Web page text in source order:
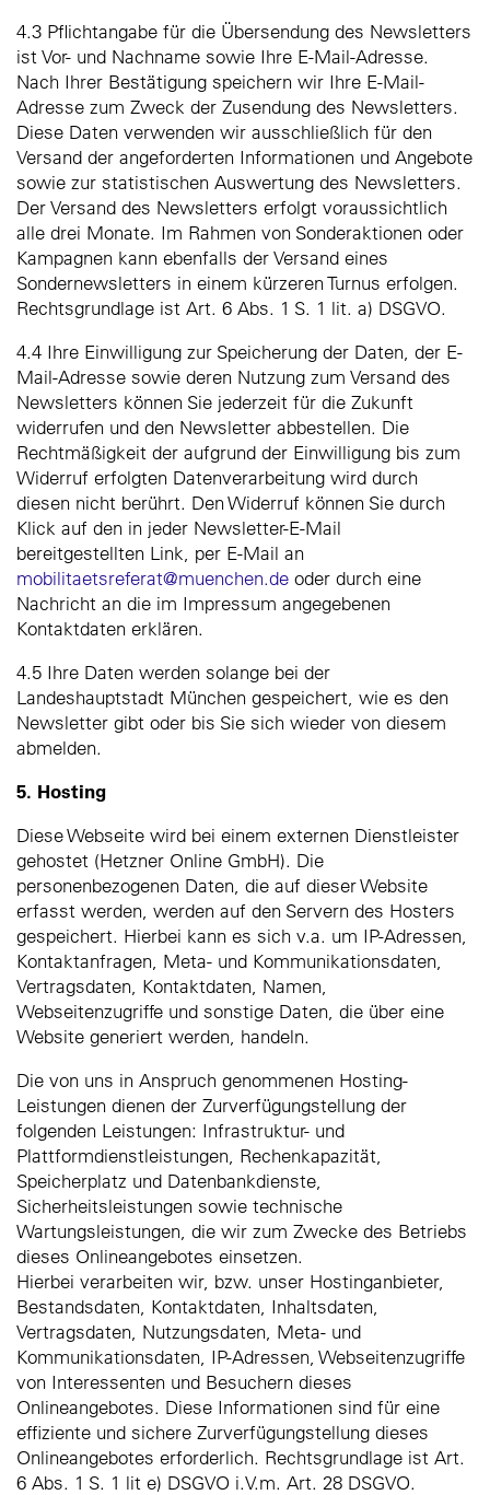
4.3 Pflichtangabe für die Übersendung des Newsletters
ist Vor- und Nachname sowie Ihre E-Mail-Adresse.
Nach Ihrer Bestätigung speichern wir Ihre E-Mail-
Adresse zum Zweck der Zusendung des Newsletters.
Diese Daten verwenden wir ausschließlich für den
Versand der angeforderten Informationen und Angebote
sowie zur statistischen Auswertung des Newsletters.
Der Versand des Newsletters erfolgt voraussichtlich
alle drei Monate. Im Rahmen von Sonderaktionen oder
Kampagnen kann ebenfalls der Versand eines
Sondernewsletters in einem kürzeren Turnus erfolgen.
Rechtsgrundlage ist Art. 6 Abs. 1 S. 1 lit. a) DSGVO.
4.4 Ihre Einwilligung zur Speicherung der Daten, der E-
Mail-Adresse sowie deren Nutzung zum Versand des
Newsletters können Sie jederzeit für die Zukunft
widerrufen und den Newsletter abbestellen. Die
Rechtmäßigkeit der aufgrund der Einwilligung bis zum
Widerruf erfolgten Datenverarbeitung wird durch
diesen nicht berührt. Den Widerruf können Sie durch
Klick auf den in jeder Newsletter-E-Mail
bereitgestellten Link, per E-Mail an
mobilitaetsreferat@muenchen.de oder durch eine
Nachricht an die im Impressum angegebenen
Kontaktdaten erklären.
4.5 Ihre Daten werden solange bei der
Landeshauptstadt München gespeichert, wie es den
Newsletter gibt oder bis Sie sich wieder von diesem
abmelden.
5. Hosting
Diese Webseite wird bei einem externen Dienstleister
gehostet (Hetzner Online GmbH). Die
personenbezogenen Daten, die auf dieser Website
erfasst werden, werden auf den Servern des Hosters
gespeichert. Hierbei kann es sich v.a. um IP-Adressen,
Kontaktanfragen, Meta- und Kommunikationsdaten,
Vertragsdaten, Kontaktdaten, Namen,
Webseitenzugriffe und sonstige Daten, die über eine
Website generiert werden, handeln.
Die von uns in Anspruch genommenen Hosting-
Leistungen dienen der Zurverfügungstellung der
folgenden Leistungen: Infrastruktur- und
Plattformdienstleistungen, Rechenkapazität,
Speicherplatz und Datenbankdienste,
Sicherheitsleistungen sowie technische
Wartungsleistungen, die wir zum Zwecke des Betriebs
dieses Onlineangebotes einsetzen.
Hierbei verarbeiten wir, bzw. unser Hostinganbieter,
Bestandsdaten, Kontaktdaten, Inhaltsdaten,
Vertragsdaten, Nutzungsdaten, Meta- und
Kommunikationsdaten, IP-Adressen, Webseitenzugriffe
von Interessenten und Besuchern dieses
Onlineangebotes. Diese Informationen sind für eine
effiziente und sichere Zurverfügungstellung dieses
Onlineangebotes erforderlich. Rechtsgrundlage ist Art.
6 Abs. 1 S. 1 lit e) DSGVO i.V.m. Art. 28 DSGVO.